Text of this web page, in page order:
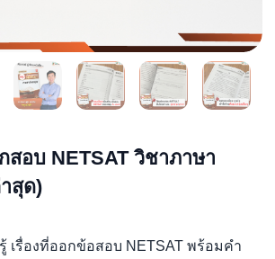
สอบ NETSAT วิชาภาษา
สุด)
เรื่องที่ออกข้อสอบ NETSAT พร้อมคำ